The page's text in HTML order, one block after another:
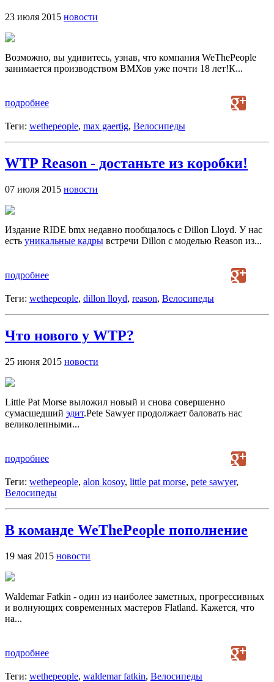
23 июля 2015 новости
Возможно, вы удивитесь, узнав, что компания WeThePeople
занимается производством ВМХов уже почти 18 лет!К...
подробнее
Теги: wethepeople, max gaertig, Велосипеды
WTP Reason - достаньте из коробки!
07 июля 2015 новости
Издание RIDE bmx недавно пообщалось с Dillon Lloyd. У нас
есть уникальные кадры встречи Dillon с моделью Reason из...
подробнее
Теги: wethepeople, dillon lloyd, reason, Велосипеды
Что нового у WTP?
25 июня 2015 новости
Little Pat Morse выложил новый и снова совершенно
сумасшедший эдит.Pete Sawyer продолжает баловать нас
великолепными...
подробнее
Теги: wethepeople, alon kosoy, little pat morse, pete sawyer,
Велосипеды
В команде WeThePeople пополнение
19 мая 2015 новости
Waldemar Fatkin - один из наиболее заметных, прогрессивных
и волнующих современных мастеров Flatland. Кажется, что
на...
подробнее
Теги: wethepeople, waldemar fatkin, Велосипеды